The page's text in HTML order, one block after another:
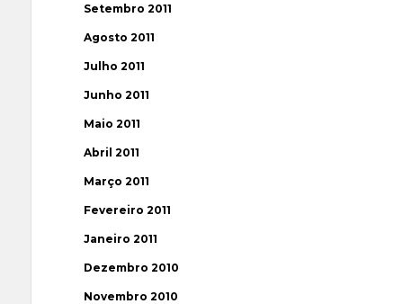
Setembro 2011
Agosto 2011
Julho 2011
Junho 2011
Maio 2011
Abril 2011
Março 2011
Fevereiro 2011
Janeiro 2011
Dezembro 2010
Novembro 2010